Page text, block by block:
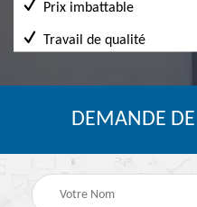
Prix imbattable
Travail de qualité
DEMANDE